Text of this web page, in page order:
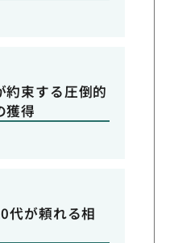
約束する圧倒的
獲得
代が頼れる相